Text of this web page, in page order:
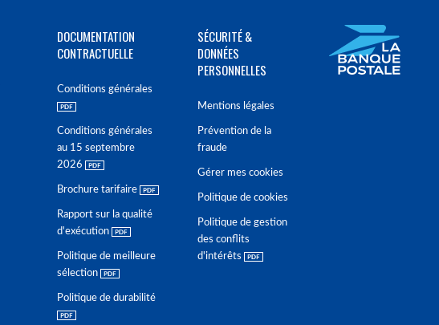
DOCUMENTATION
CONTRACTUELLE
Conditions générales
Conditions générales
au 15 septembre
2026
Brochure tarifaire
Rapport sur la qualité
d'exécution
Politique de meilleure
sélection
Politique de durabilité
SÉCURITÉ &
DONNÉES
PERSONNELLES
Mentions légales
Prévention de la
fraude
Gérer mes cookies
Politique de cookies
Politique de gestion
des conflits
d'intérêts